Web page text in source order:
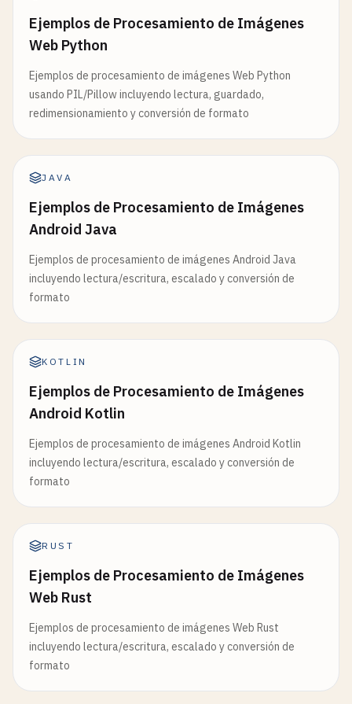
Ejemplos de Procesamiento de Imágenes
Web Python
Ejemplos de procesamiento de imágenes Web Python
usando PIL/Pillow incluyendo lectura, guardado,
redimensionamiento y conversión de formato
JAVA
Ejemplos de Procesamiento de Imágenes
Android Java
Ejemplos de procesamiento de imágenes Android Java
incluyendo lectura/escritura, escalado y conversión de
formato
KOTLIN
Ejemplos de Procesamiento de Imágenes
Android Kotlin
Ejemplos de procesamiento de imágenes Android Kotlin
incluyendo lectura/escritura, escalado y conversión de
formato
RUST
Ejemplos de Procesamiento de Imágenes
Web Rust
Ejemplos de procesamiento de imágenes Web Rust
incluyendo lectura/escritura, escalado y conversión de
formato